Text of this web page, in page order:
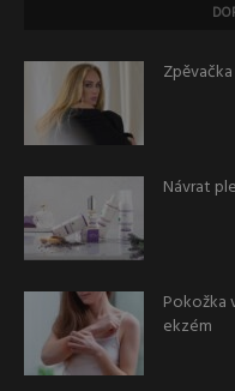
Návrat
Pokožka
ekzém